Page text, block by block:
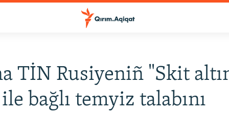
TİN Rusiyeniñ "Skit
ile bağlı temyiz talabını